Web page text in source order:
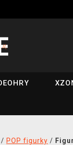
/ POP figurky /